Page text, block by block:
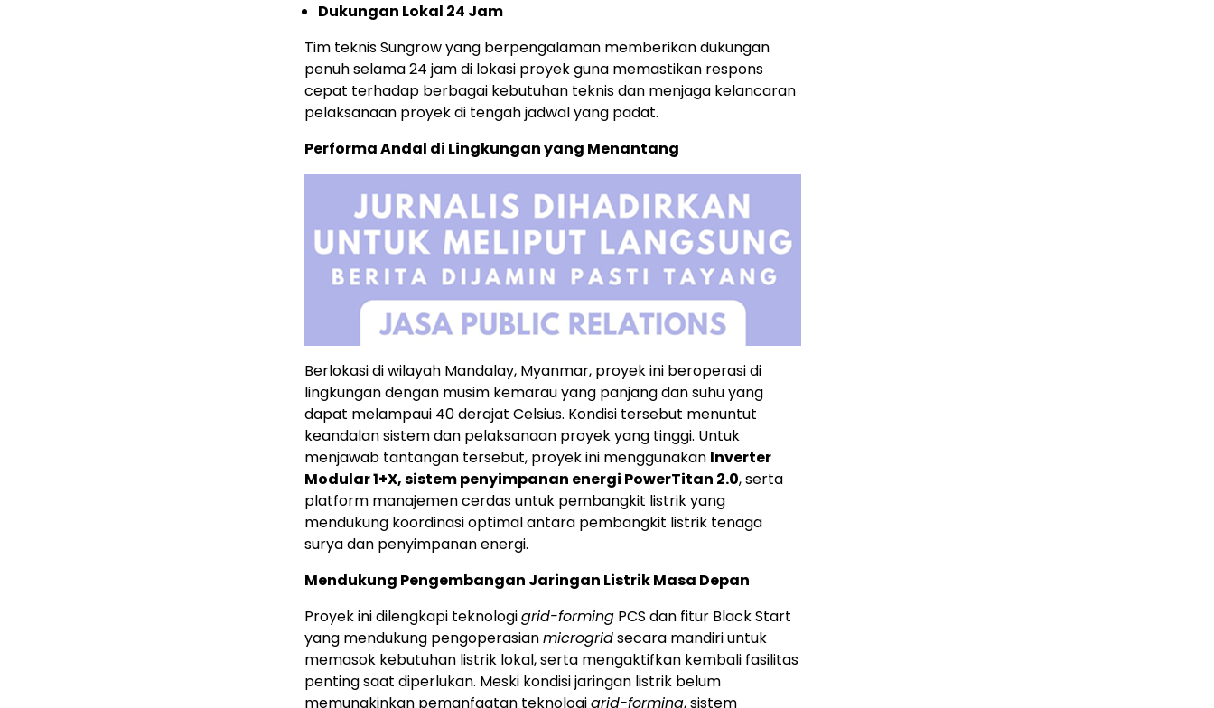
Dukungan Lokal 24 Jam
Tim teknis Sungrow yang berpengalaman memberikan dukungan
penuh selama 24 jam di lokasi proyek guna memastikan respons
cepat terhadap berbagai kebutuhan teknis dan menjaga kelancaran
pelaksanaan proyek di tengah jadwal yang padat.
Performa Andal di Lingkungan yang Menantang
Berlokasi di wilayah Mandalay, Myanmar, proyek ini beroperasi di
lingkungan dengan musim kemarau yang panjang dan suhu yang
dapat melampaui 40 derajat Celsius. Kondisi tersebut menuntut
keandalan sistem dan pelaksanaan proyek yang tinggi. Untuk
menjawab tantangan tersebut, proyek ini menggunakan Inverter
Modular 1+X, sistem penyimpanan energi PowerTitan 2.0, serta
platform manajemen cerdas untuk pembangkit listrik yang
mendukung koordinasi optimal antara pembangkit listrik tenaga
surya dan penyimpanan energi.
Mendukung Pengembangan Jaringan Listrik Masa Depan
Proyek ini dilengkapi teknologigrid-forming PCS dan fitur Black Start
yang mendukung pengoperasianmicrogridsecara mandiri untuk
memasok kebutuhan listrik lokal, serta mengaktifkan kembali fasilitas
penting saat diperlukan. Meski kondisi jaringan listrik belum
memungkinkan pemanfaatan teknologigrid-forming, sistem